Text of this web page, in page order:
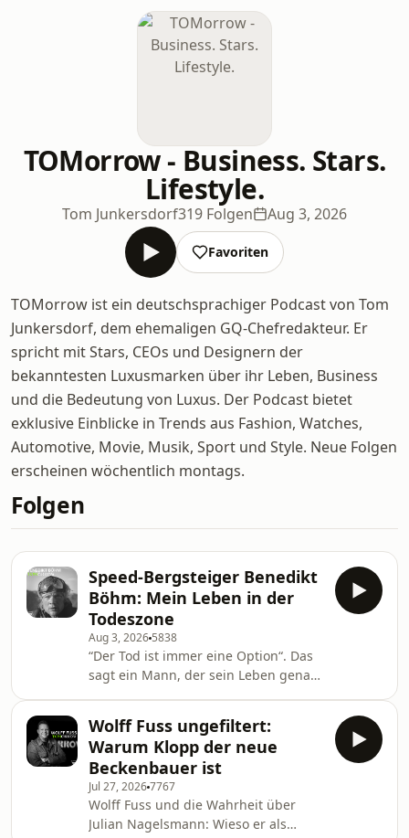
TOMorrow - Business. Stars.
Lifestyle.
Tom Junkersdorf319 Folgen Aug 3, 2026
Favoriten
TOMorrow ist ein deutschsprachiger Podcast von Tom
Junkersdorf, dem ehemaligen GQ-Chefredakteur. Er
spricht mit Stars, CEOs und Designern der
bekanntesten Luxusmarken über ihr Leben, Business
und die Bedeutung von Luxus. Der Podcast bietet
exklusive Einblicke in Trends aus Fashion, Watches,
Automotive, Movie, Musik, Sport und Style. Neue Folgen
erscheinen wöchentlich montags.
Folgen
Speed-Bergsteiger Benedikt
Böhm: Mein Leben in der
Todeszone
Aug 3, 2026 5838
“Der Tod ist immer eine Option“. Das
sagt ein Mann, der sein Leben genau
können. Auf über 8.000 Metern. In
der Todeszone. Dort, wo dem Körper
bis zu 80 Prozent Sauerstoff fehlen.
Wo jeder Fehler tödlich sein kann. Wo
Kollegen vor seinen Augen gestorben
sind. Sogar sein bester Freund. Eine
Wolff Fuss ungefiltert:
Warum Klopp der neue
Beckenbauer ist
Jul 27, 20267767
Wolff Fuss und die Wahrheit über
Julian Nagelsmann: Wieso er als